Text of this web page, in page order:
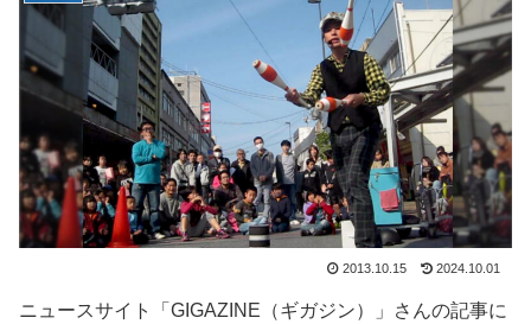
2013.10.15 2024.10.01
ニュースサイト「GIGAZINE（ギガジン）」さんの記事に